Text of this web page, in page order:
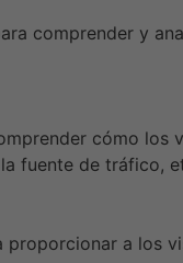
comprender y
cómo
fuente de tráfico,
a los